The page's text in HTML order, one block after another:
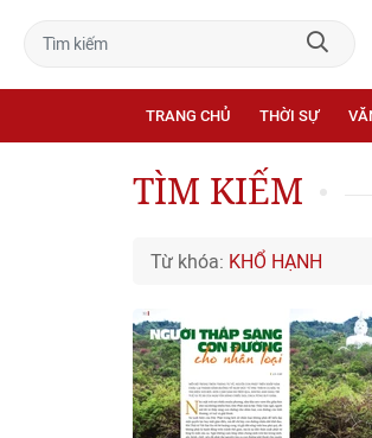
TRANG CHỦ THỜI SỰ
TÌM KIẾM
Từ khóa: KHỔ HẠNH